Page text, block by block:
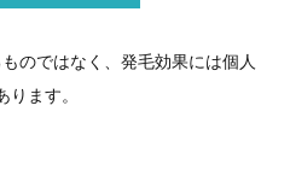
のではなく、発毛効果には個人
ります。